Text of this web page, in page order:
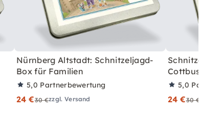
Nürnberg Altstadt: Schnitzeljagd-
Box für Familien
5,0 Partnerbewertung
24 €30 €zzgl. Versand
Cottbus
5,0
24 €30 €